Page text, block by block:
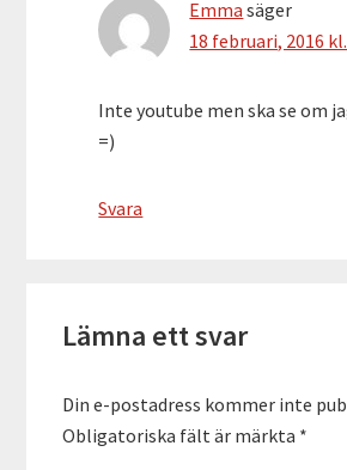
Emma säger
18 februari, 2016
Inte youtube men ska se om
=)
Svara
Lämna ett svar
Din e-postadress kommer inte
Obligatoriska fält är märkta *